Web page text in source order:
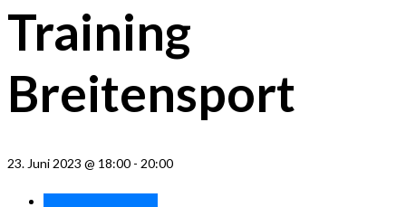
Training
Breitensport
23. Juni 2023 @ 18:00 - 20:00